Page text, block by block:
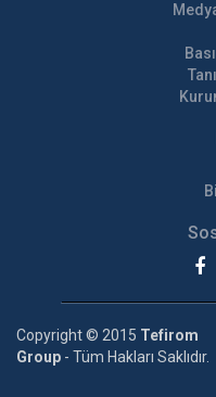
Copyright © 2015 Tefirom
Group - Tüm Hakları Saklıdır.